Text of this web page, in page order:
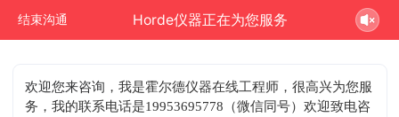
结束沟通 Horde仪器正在为您服务
欢迎您来咨询 ，我是霍尔德仪器在线工程师，很高兴为您服
务，我的联系电话是19953695778（微信同号）欢迎致电咨